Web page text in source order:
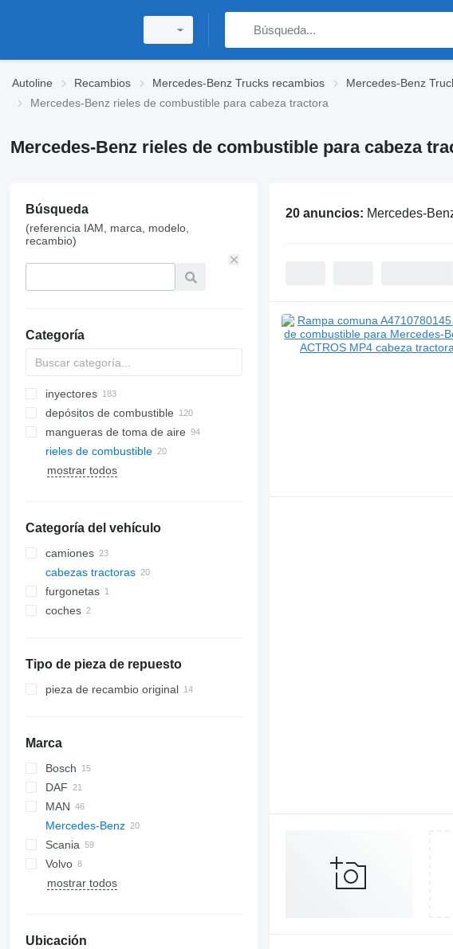
Autoline Recambios Mercedes-Benz Trucks recambios Mercedes-Benz
Mercedes-Benz rieles de combustible para cabeza tractora
Mercedes-Benz rieles de combustible para cabeza
Búsqueda
(referencia IAM, marca, modelo,
recambio)
Categoría
inyectores
depósitos de combustible
mangueras de toma de aire
rieles de combustible
mostrar todos
Categoría del vehículo
camiones
cabezas tractoras
furgonetas
coches
Tipo de pieza de repuesto
pieza de recambio original
Marca
Bosch
DAF
CF
XF
XG
EuroCargo
S-Way
Stralis
MAN
TGA
TGL
TGM
TGS
Mercedes-Benz
Actros
Arocs
Sprinter
Midlum
Premium
Scania
G-series
P-series
Volvo
FH
mostrar todos
Ubicación
20 anuncios: Mercedes-